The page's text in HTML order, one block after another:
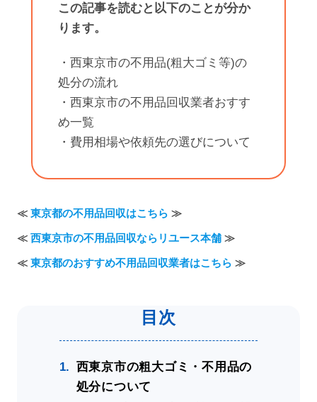
この記事を読むと以下のことが分か
ります。
・西東京市の不用品(粗大ゴミ等)の
処分の流れ
・西東京市の不用品回収業者おすす
め一覧
・費用相場や依頼先の選びについて
≪ 東京都の不用品回収はこちら ≫
≪ 西東京市の不用品回収ならリユース本舗≫
≪ 東京都のおすすめ不用品回収業者はこちら ≫
西東京市の粗大ゴミ・不用品の
処分について